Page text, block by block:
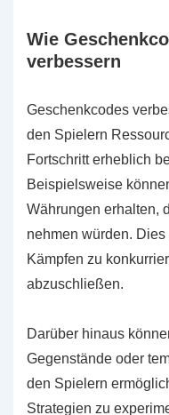
Wie
verbessern
Geschenkcodes
den Spielern
Fortschritt erheblich
Beispielsweise
Währungen erhalten,
nehmen würden.
Kämpfen zu
abzuschließen.
Darüber hinaus
Gegenstände oder
den Spielern
Strategien zu